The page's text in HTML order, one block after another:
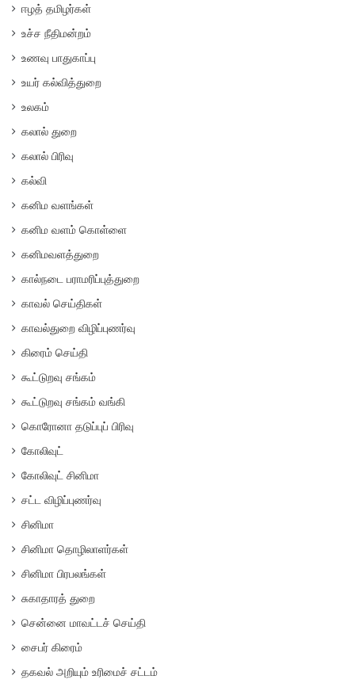
ஈழத் தமிழர்கள்
உச்ச நீதிமன்றம்
உணவு பாதுகாப்பு
உயர் கல்வித்துறை
உலகம்
கலால் துறை
கலால் பிரிவு
கல்வி
கனிம வளங்கள்
கனிம வளம் கொள்ளை
கனிமவளத்துறை
கால்நடை பராமரிப்புத்துறை
காவல் செய்திகள்
காவல்துறை விழிப்புணர்வு
கிரைம் செய்தி
கூட்டுறவு சங்கம்
கூட்டுறவு சங்கம் வங்கி
கொரோனா தடுப்புப் பிரிவு
கோலிவுட்
கோலிவுட் சினிமா
சட்ட விழிப்புணர்வு
சினிமா
சினிமா தொழிலாளர்கள்
சினிமா பிரபலங்கள்
சுகாதாரத் துறை
சென்னை மாவட்டச் செய்தி
சைபர் கிரைம்
தகவல் அறியும் உரிமைச் சட்டம்